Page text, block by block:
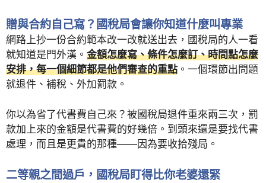
贈與合約自己寫？國稅局會讓你知道什麼叫專業
網路上抄一份合約範本改一改就送出去，國稅局的人一看
就知道是門外漢。 金額怎麼寫、條件怎麼訂、時間點怎麼
安排，每一個細節都是他們審查的重點 。一個環節出問題
就退件、補稅、外加罰款。
你以為省了代書費自己來？被國稅局退件重來兩三次，罰
款加上來的金額是代書費的好幾倍。到頭來還是要找代書
處理，而且是更貴的那種——因為要收拾殘局。
二等親之間過戶，國稅局盯得比你老婆還緊